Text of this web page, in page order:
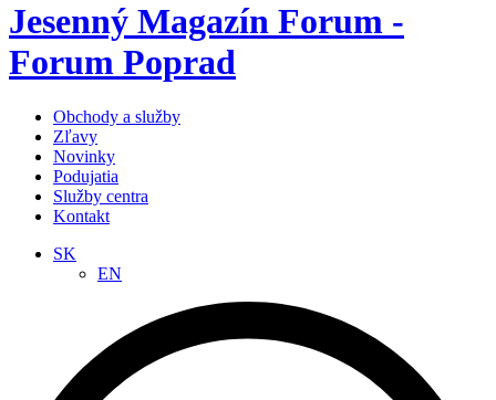
Jesenný Magazín Forum -
Forum Poprad
Obchody a služby
Zľavy
Novinky
Podujatia
Služby centra
Kontakt
SK
EN